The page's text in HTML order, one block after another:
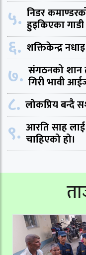
५. निडर
हुइकिएका
६. शक्तिकेन्द्र
७. संगठनको शान
गिरी भावी
८. लोकप्रिय बन्दै
९. आरति साह
चाहिएको हो।